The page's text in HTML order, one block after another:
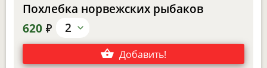
Похлебка норвежских рыбаков
620 е 2
Добавить!